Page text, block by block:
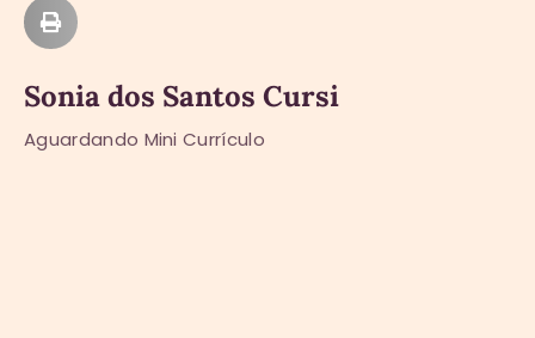
Sonia dos Santos Cursi
Aguardando Mini Currículo